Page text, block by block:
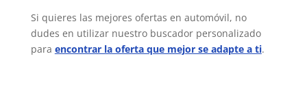
Si quieres las mejores ofertas en automóvil, no
dudes en utilizar nuestro buscador personalizado
para encontrar la oferta que mejor se adapte a ti.